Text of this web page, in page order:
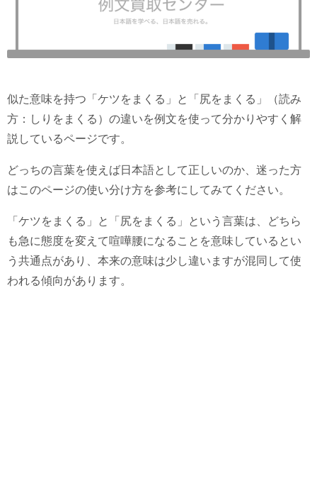
似た意味を持つ「ケツをまくる」と「尻をまくる」（読み
方：しりをまくる）の違いを例文を使って分かりやすく解
説しているページです。
どっちの言葉を使えば日本語として正しいのか、迷った方
はこのページの使い分け方を参考にしてみてください。
「ケツをまくる」と「尻をまくる」という言葉は、どちら
も急に態度を変えて喧嘩腰になることを意味しているとい
う共通点があり、本来の意味は少し違いますが混同して使
われる傾向があります。